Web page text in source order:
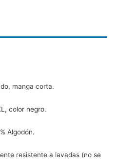
manga corta.
color negro.
Algodón.
resistente a lavadas (no se